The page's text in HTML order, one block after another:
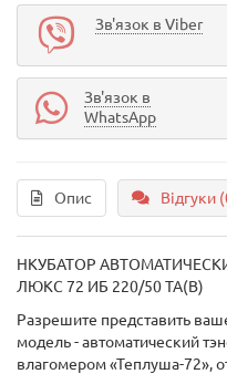
Зв'язок в Viber
Зв'язок в
WhatsApp
Опис Відгуки
НКУБАТОР
ЛЮКС 72 ИБ 220/50 ТА(В)
Разрешите представить
модель - автоматический
влагомером «Теплуша-72»,